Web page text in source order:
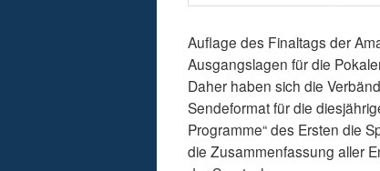
Auflage des Finaltags der
Ausgangslagen für die
Daher haben sich die
Sendeformat für die
Programme“ des Ersten die
die Zusammenfassung aller